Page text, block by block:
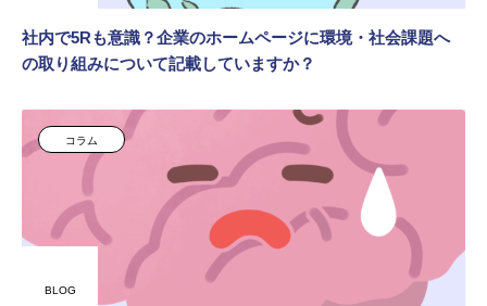
社内で5Rも意識？企業のホームページに環境・社会課題へ
の取り組みについて記載していますか？
コラム
BLOG